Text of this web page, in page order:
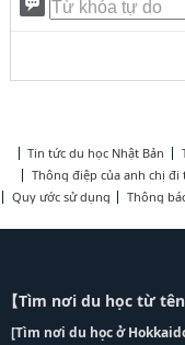
Tin tức du học Nhật Bản
Thông điệp của anh chị đi
Quy ước sử dụng
Thông
【Tìm nơi du học từ
[Tìm nơi du học ở